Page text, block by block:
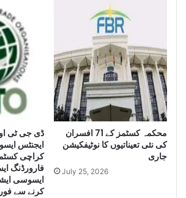
ڈی جی ٹی
ایجنٹس
کراچی
فارورڈنگ
ایسوسی
کرنے سے
محکمہ کسٹمز کے 71 افسران
کی نئی تعیناتیوں کا نوٹیفکیشن
جاری
July 25, 2026